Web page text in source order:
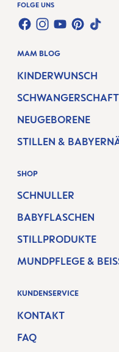
FOLGE UNS
FACEBOOK
INSTAGRAM
YOUTUBE
PINTEREST
TIKTOK
MAM BLOG
KINDERWUNSCH
NEUGEBORENE
STILLEN &
SHOP
SCHNULLER
BABYFLASCHEN
STILLPRODUKTE
MUNDPFLEGE &
KUNDENSERVICE
KONTAKT
FAQ